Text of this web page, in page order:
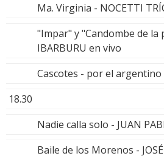
Ma. Virginia - NOCETTI
"Impar" y "Candombe de la
IBARBURU en vivo
Cascotes - por el argentino
18.30
Nadie calla solo - JUAN
Baile de los Morenos -